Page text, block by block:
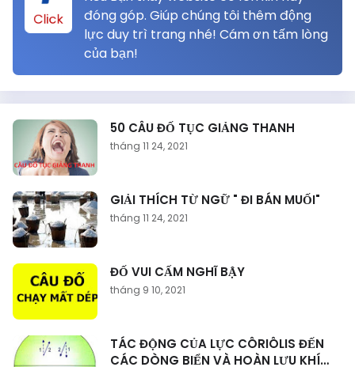
Click
đóng góp. Giúp chúng tôi thêm động
lực duy trì trang nhé! Cám ơn tấm lòng
của bạn!
50 CÂU ĐỐ TỤC GIẢNG THANH
tháng 11 24, 2021
GIẢI THÍCH TỪ NGỮ " ĐI BÁN MUỐI"
tháng 11 24, 2021
ĐỐ VUI CẤM NGHĨ BẬY
tháng 9 10, 2021
TÁC ĐỘNG CỦA LỰC CÔRIÔLIS ĐẾN
CÁC DÒNG BIỂN VÀ HOÀN LƯU KHÍ